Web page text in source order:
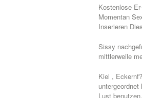
Kostenlose
Momentan
Inserieren
Sissy
mittlerweile
Kiel ,
Lust